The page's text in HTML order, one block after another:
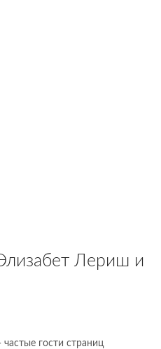
Лериш и
гости страниц